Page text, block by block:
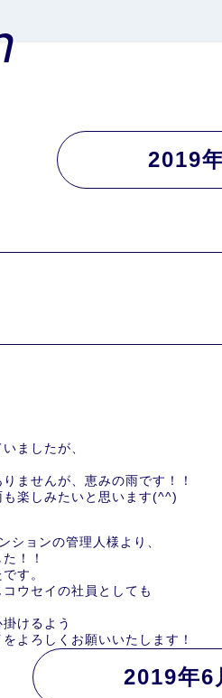
2019
ましたが、
ませんが、恵みの雨です！！
楽しみたいと思います(^^)
ションの管理人様より、
！！
す。
ウセイの社員としても
けるよう
よろしくお願いいたします！
2019年6